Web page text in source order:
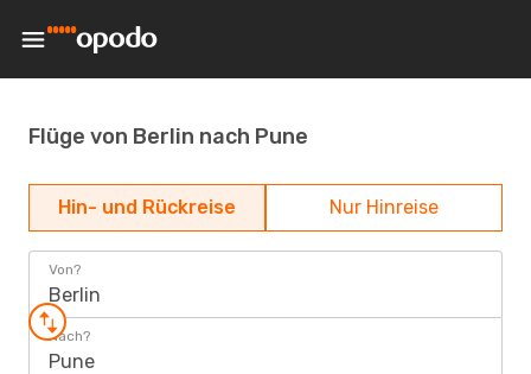
Flüge von Berlin nach Pune
Hin- und Rückreise Nur Hinreise
Von?
Berlin
Nach?
Pune